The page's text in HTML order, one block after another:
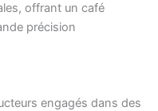
offrant un café
précision
engagés dans des